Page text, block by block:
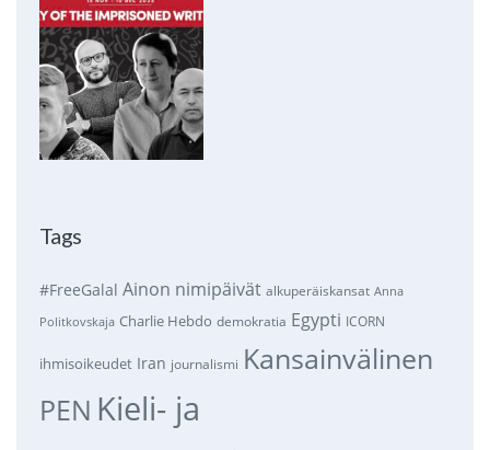
Tags
#FreeGalal Ainon nimipäivät alkuperäiskansat Anna
Politkovskaja Charlie Hebdo demokratia Egypti ICORN
ihmisoikeudet Iran journalismi Kansainvälinen
PEN Kieli- ja